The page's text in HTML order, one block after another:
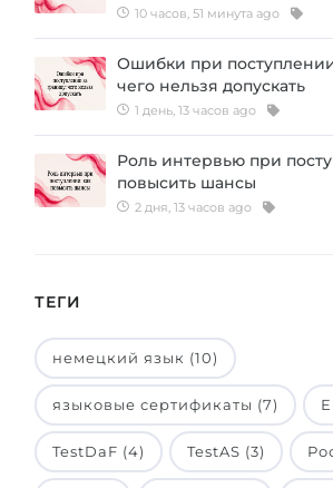
Тест RIASEC
Успехна
100%
Наши студенты
Украина
Азербайджан
Армения
Беларусь
Другая страна
10 часов, 51 минута ago
Ошибки при
чего нельзя допускать
1 день, 13 часов ago
Роль интервью при
повысить шансы
2 дня, 13 часов ago
ТЕГИ
немецкий язык (10)
языковые сертификаты (7)
TestDaF (4) TestAS (3)